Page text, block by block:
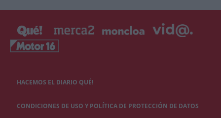
HACEMOS EL DIARIO QUÉ!
CONDICIONES DE USO Y POLÍTICA DE PROTECCIÓN DE DATOS